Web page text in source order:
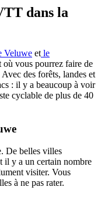
dans la
Veluwe et le
vous pourrez faire de
des forêts, landes et
: il y a beaucoup à voir
cyclable de plus de 40
De belles villes
il y a un certain nombre
visiter. Vous
à ne pas rater.